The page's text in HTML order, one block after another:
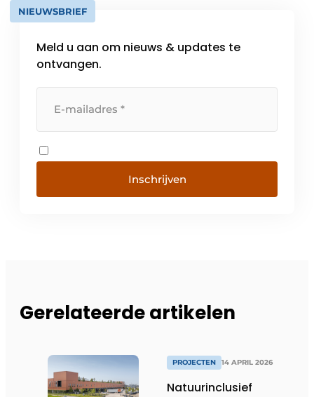
NIEUWSBRIEF
Meld u aan om nieuws & updates te
ontvangen.
Inschrijven
Gerelateerde artikelen
PROJECTEN 14 APRIL 2026
Natuurinclusief